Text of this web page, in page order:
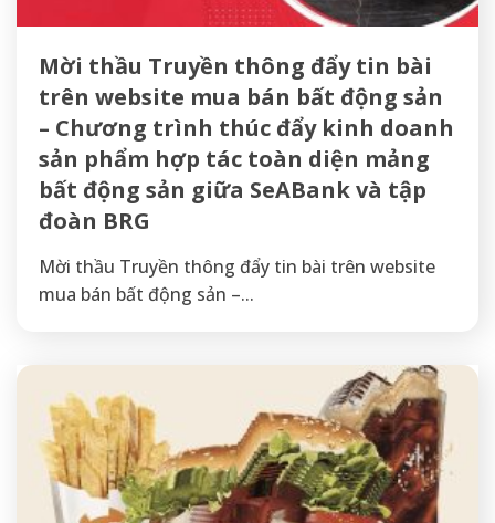
Mời thầu Truyền thông đẩy tin bài
trên website mua bán bất động sản
– Chương trình thúc đẩy kinh doanh
sản phẩm hợp tác toàn diện mảng
bất động sản giữa SeABank và tập
đoàn BRG
Mời thầu Truyền thông đẩy tin bài trên website
mua bán bất động sản –...